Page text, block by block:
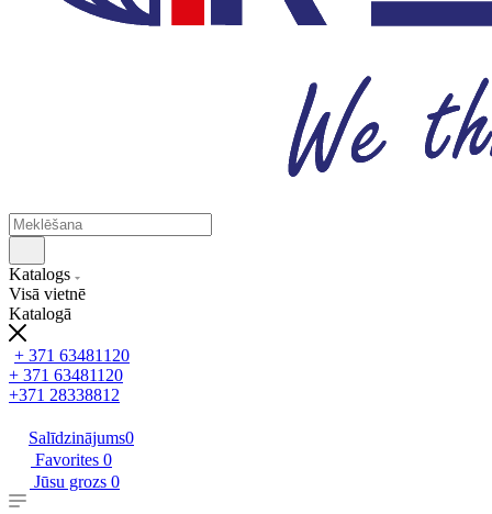
Katalogs
Visā vietnē
Katalogā
+ 371 63481120
+ 371 63481120
+371 28338812
Salīdzinājums0
Favorites 0
Jūsu grozs 0